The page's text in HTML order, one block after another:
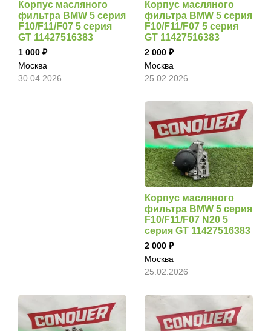
Корпус масляного
фильтра BMW 5 серия
F10/F11/F07 5 серия
GT 11427516383
1 000
Москва
30.04.2026
Корпус масляного
фильтра BMW 5 серия
F10/F11/F07 5 серия
GT 11427516383
2 000
Москва
25.02.2026
Корпус масляного
фильтра BMW 5 серия
F10/F11/F07 N20 5
серия GT 11427516383
2 000
Москва
25.02.2026